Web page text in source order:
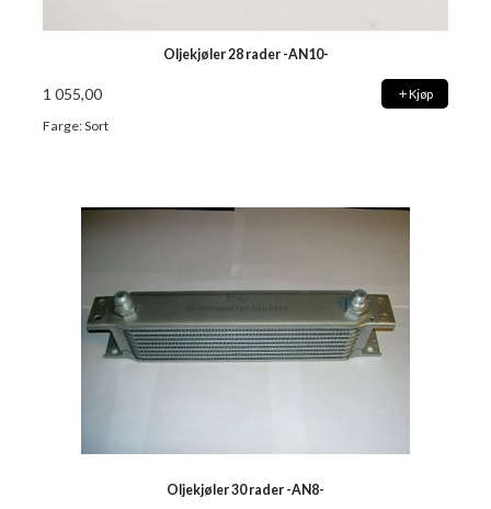
Oljekjøler 28 rader -AN10-
1 055,00 Kjøp
Farge: Sort
Oljekjøler 30 rader -AN8-